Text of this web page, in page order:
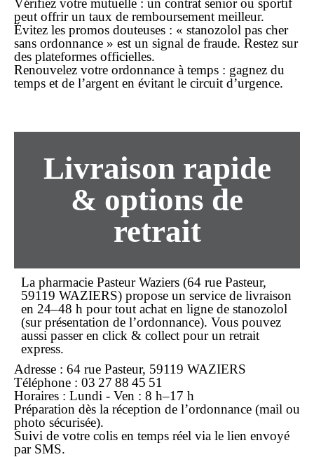
Vérifiez votre mutuelle : un contrat senior ou sportif
peut offrir un taux de remboursement meilleur.
Évitez les promos douteuses : « stanozolol pas cher
sans ordonnance » est un signal de fraude. Restez sur
des plateformes officielles.
Renouvelez votre ordonnance à temps : gagnez du
temps et de l’argent en évitant le circuit d’urgence.
Livraison rapide
& options de
retrait
La pharmacie Pasteur Waziers (64 rue Pasteur,
59119 WAZIERS) propose un service de livraison
en 24–48 h pour tout achat en ligne de stanozolol
(sur présentation de l’ordonnance). Vous pouvez
aussi passer en click & collect pour un retrait
express.
Adresse : 64 rue Pasteur, 59119 WAZIERS
Téléphone : 03 27 88 45 51
Horaires : Lundi - Ven : 8 h–17 h
Préparation dès la réception de l’ordonnance (mail ou
photo sécurisée).
Suivi de votre colis en temps réel via le lien envoyé
par SMS.